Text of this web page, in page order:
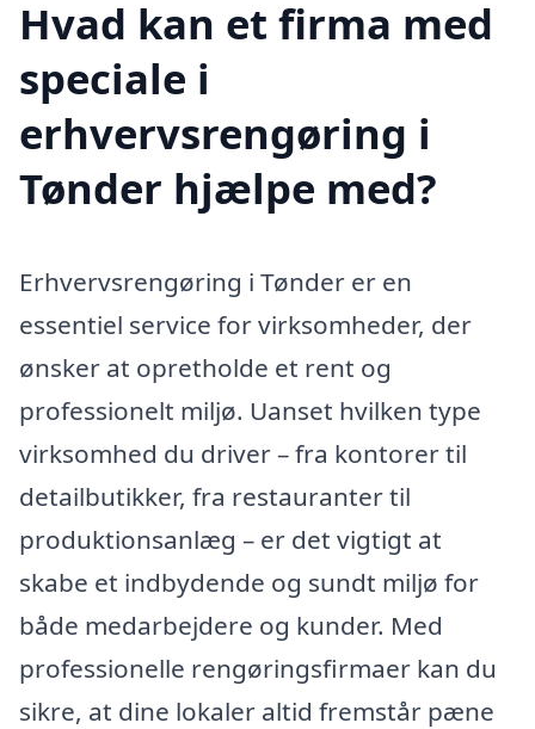
Hvad kan et firma med
speciale i
erhvervsrengøring i
Tønder hjælpe med?
Erhvervsrengøring i Tønder er en
essentiel service for virksomheder, der
ønsker at opretholde et rent og
professionelt miljø. Uanset hvilken type
virksomhed du driver – fra kontorer til
detailbutikker, fra restauranter til
produktionsanlæg – er det vigtigt at
skabe et indbydende og sundt miljø for
både medarbejdere og kunder. Med
professionelle rengøringsfirmaer kan du
sikre, at dine lokaler altid fremstår pæne